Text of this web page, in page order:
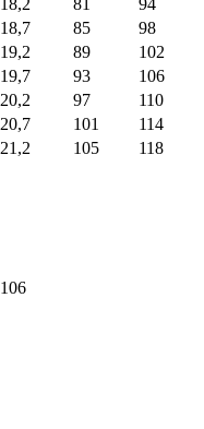
18,7 85
98
19,2 89
102
19,7 93
106
20,2 97
110
20,7 101
114
21,2 105
118
106